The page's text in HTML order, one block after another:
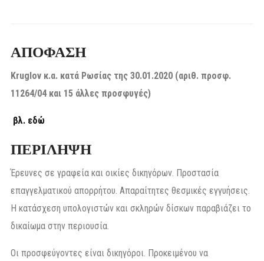
ΑΠΟΦΑΣΗ
Kruglov κ.α. κατά Ρωσίας της 30.01.2020 (αριθ. προσφ.
11264/04 και 15 άλλες προσφυγές)
βλ. εδώ
ΠΕΡΙΛΗΨΗ
Έρευνες σε γραφεία και οικίες δικηγόρων. Προστασία
επαγγελματικού απορρήτου. Απαραίτητες θεσμικές εγγυήσεις.
Η κατάσχεση υπολογιστών και σκληρών δίσκων παραβιάζει το
δικαίωμα στην περιουσία.
Οι προσφεύγοντες είναι δικηγόροι. Προκειμένου να